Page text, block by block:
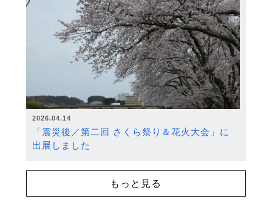
2026.04.14
「震災後／第二回 さくら祭り＆花火大会」に
出展しました
もっと見る